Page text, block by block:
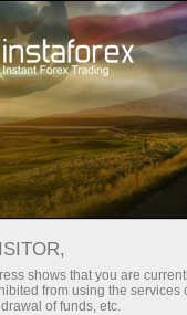
de la cuenta
Principiantes Para
shows that you are
from using the
of funds, etc.